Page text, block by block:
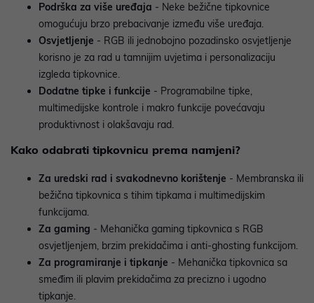
Podrška za više uređaja - Neke bežične tipkovnice
omogućuju brzo prebacivanje između više uređaja.
Osvjetljenje - RGB ili jednobojno pozadinsko osvjetljenje
korisno je za rad u tamnijim uvjetima i personalizaciju
izgleda tipkovnice.
Dodatne tipke i funkcije - Programabilne tipke,
multimedijske kontrole i makro funkcije povećavaju
produktivnost i olakšavaju rad.
Kako odabrati tipkovnicu prema namjeni?
Za uredski rad i svakodnevno korištenje - Membranska ili
bežična tipkovnica s tihim tipkama i multimedijskim
funkcijama.
Za gaming - Mehanička gaming tipkovnica s RGB
osvjetljenjem, brzim prekidačima i anti-ghosting funkcijom.
Za programiranje i tipkanje - Mehanička tipkovnica sa
smeđim ili plavim prekidačima za precizno i ugodno
tipkanje.